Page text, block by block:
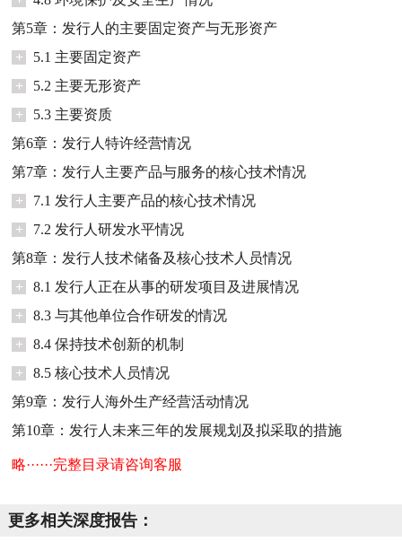
第5章：发行人的主要固定资产与无形资产
+
5.1 主要固定资产
+
5.2 主要无形资产
+
5.3 主要资质
第6章：发行人特许经营情况
第7章：发行人主要产品与服务的核心技术情况
+
7.1 发行人主要产品的核心技术情况
+
7.2 发行人研发水平情况
第8章：发行人技术储备及核心技术人员情况
+
8.1 发行人正在从事的研发项目及进展情况
+
8.3 与其他单位合作研发的情况
+
8.4 保持技术创新的机制
+
8.5 核心技术人员情况
第9章：发行人海外生产经营活动情况
第10章：发行人未来三年的发展规划及拟采取的措施
略······完整目录请咨询客服
更多相关深度报告：